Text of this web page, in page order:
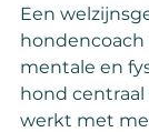
Een
mentale en
hond
werkt met